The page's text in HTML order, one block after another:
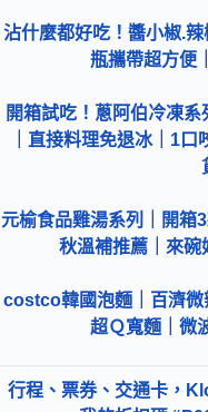
沾什麼都好吃！醬小椒.
瓶攜帶超方便
開箱試吃！蔥阿伯冷凍
｜直接料理免退冰｜1
元榆食品雞湯系列｜開箱
秋溫補推薦｜來碗
costco韓國泡麵｜百濟微
超Ｑ寬麵｜微
行程、票券、交通卡，